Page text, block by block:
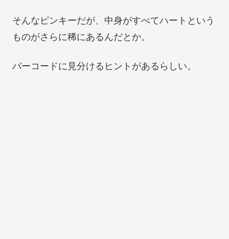
そんなピンキーだが、中身がすべてハートという
ものがさらに稀にあるんだとか。
バーコードに見分けるヒントがあるらしい。